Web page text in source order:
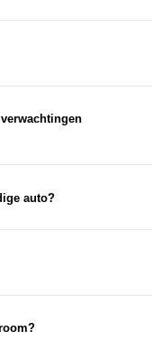
onze website
je nieuwe
en
auto?
kun je
maar we